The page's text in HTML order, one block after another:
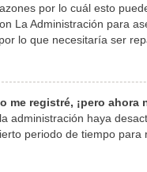
por lo cuál esto
La Administración para
lo que necesitaría ser
me registré, ¡pero ahora
administración haya
periodo de tiempo